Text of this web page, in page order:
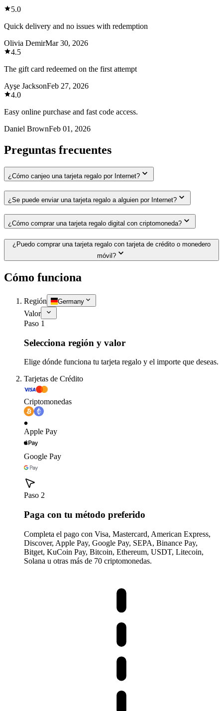
5.0
Quick delivery and no issues with redemption
Olivia DemirMar 30, 2026
4.5
The gift card redeemed on the first attempt
Ayşe JacksonFeb 27, 2026
4.0
Easy online purchase and fast code access.
Daniel BrownFeb 01, 2026
Preguntas frecuentes
¿Cómo canjeo una tarjeta regalo por Internet?
¿Se puede enviar una tarjeta regalo a alguien por Internet?
¿Cómo comprar una tarjeta regalo digital con criptomoneda?
¿Puedo comprar una tarjeta regalo con tarjeta de crédito o monedero
móvil?
Cómo funciona
Región Germany
Valor
Paso 1
Selecciona región y valor
Elige dónde funciona tu tarjeta regalo y el importe que deseas.
Tarjetas de Crédito
Criptomonedas
Apple Pay
Google Pay
Paso 2
Paga con tu método preferido
Completa el pago con Visa, Mastercard, American Express,
Discover, Apple Pay, Google Pay, SEPA, Binance Pay,
Bitget, KuCoin Pay, Bitcoin, Ethereum, USDT, Litecoin,
Solana u otras más de 70 criptomonedas.